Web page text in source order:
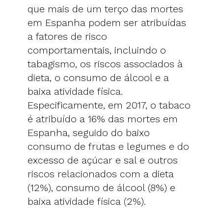
que mais de um terço das mortes
em Espanha podem ser atribuídas
a fatores de risco
comportamentais, incluindo o
tabagismo, os riscos associados à
dieta, o consumo de álcool e a
baixa atividade física.
Especificamente, em 2017, o tabaco
é atribuído a 16% das mortes em
Espanha, seguido do baixo
consumo de frutas e legumes e do
excesso de açúcar e sal e outros
riscos relacionados com a dieta
(12%), consumo de álcool (8%) e
baixa atividade física (2%).